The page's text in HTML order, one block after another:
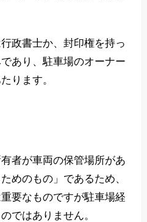
政書士か、封印権を持っ
あり、駐車場のオーナー
ります。
者が車両の保管場所があ
めのもの」であるため、
要なものですが駐車場経
ではありません。